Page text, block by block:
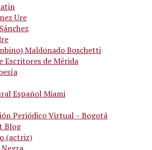
Ure
Maldonado Boschetti
Escritores de Mérida
Español Miami
Periódico Virtual – Bogotá
Blog
(actriz)